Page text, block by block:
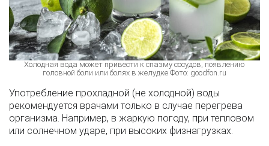
Холодная вода может привести к спазму сосудов, появлению
головной боли или болях в желудке Фото: goodfon.ru
Употребление прохладной (не холодной) воды
рекомендуется врачами только в случае перегрева
организма. Например, в жаркую погоду, при тепловом
или солнечном ударе, при высоких физнагрузках.